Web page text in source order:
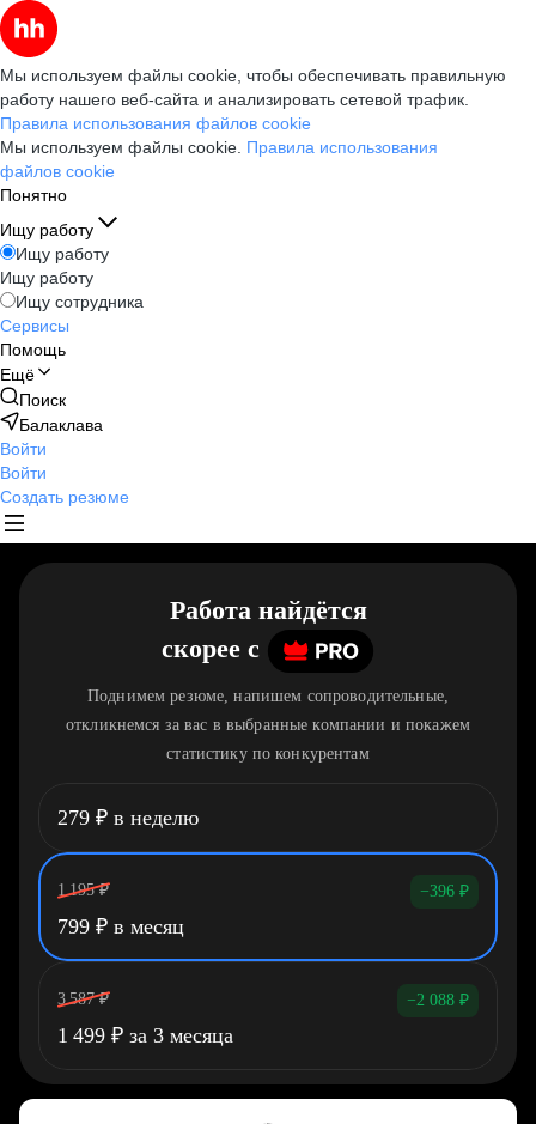
Мы используем файлы cookie, чтобы обеспечивать правильную
работу нашего веб-сайта и анализировать сетевой трафик.
Правила использования файлов cookie
Мы используем файлы cookie. Правила использования
файлов cookie
Понятно
Ищу работу
Ищу работу
Ищу работу
Ищу сотрудника
Сервисы
Помощь
Ещё
Поиск
Балаклава
Войти
Войти
Создать резюме
Работа найдётся
скорее c
Поднимем резюме, напишем сопроводительные,
откликнемся за вас в выбранные компании и покажем
статистику по конкурентам
279 ₽ в неделю
1 195 ₽ −396 ₽
799 ₽ в месяц
3 587 ₽ −2 088 ₽
1 499 ₽ за 3 месяца